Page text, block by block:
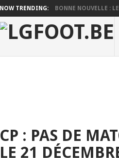
NOW TRENDING: BONNE NOUVELLE :
CP : PAS DE
LE 21